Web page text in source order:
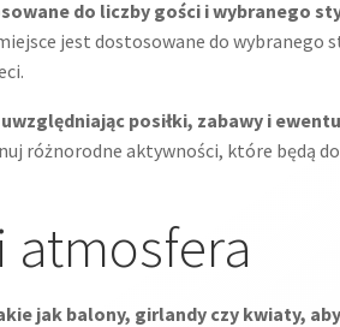
do liczby gości i wybranego
jest dostosowane do
posiłki, zabawy i
różnorodne aktywności, które będą
atmosfera
jak balony, girlandy czy kwiaty,